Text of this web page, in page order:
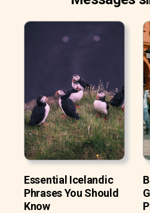
Essential Icelandic
Phrases You Should
Know